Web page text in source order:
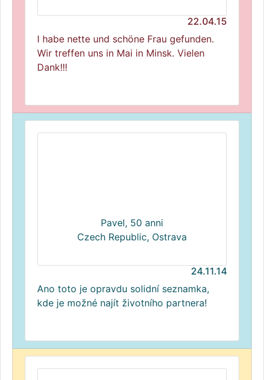
22.04.15
I habe nette und schöne Frau gefunden.
Wir treffen uns in Mai in Minsk. Vielen
Dank!!!
Pavel, 50 anni
Czech Republic, Ostrava
24.11.14
Ano toto je opravdu solidní seznamka,
kde je možné najít životního partnera!